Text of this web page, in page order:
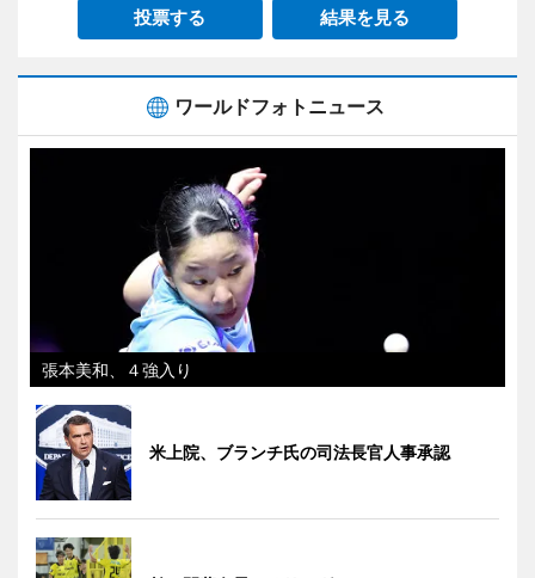
投票する 結果を見る
ワールドフォトニュース
張本美和、４強入り
米上院、ブランチ氏の司法長官人事承認